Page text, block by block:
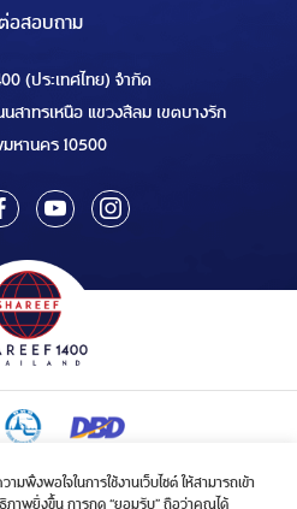
พึงพอใจในการใช้งานเว็บไซต์ ให้สามารถเข้า
ธิภาพยิ่งขึ้น การกด “ยอมรับ” ถือว่าคุณได้
อสอบถาม
(ประเทศไทย) จำกัด
สาทรเหนือ แขวงสีลม เขตบางรัก
หานคร 10500
บริการขนส่งในกิจการฮัจย์เลขที่ 1/2568